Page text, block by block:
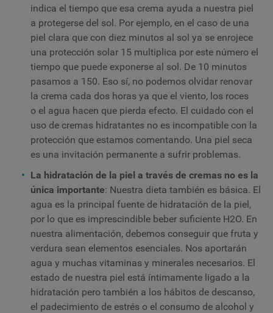
indica el tiempo que esa crema ayuda a nuestra piel
a protegerse del sol. Por ejemplo, en el caso de una
piel clara que con diez minutos al sol ya se enrojece
una protección solar 15 multiplica por este número el
tiempo que puede exponerse al sol. De 10 minutos
pasamos a 150. Eso sí, no podemos olvidar renovar
la crema cada dos horas ya que el viento, los roces
o el agua hacen que pierda efecto. El cuidado con el
uso de cremas hidratantes no es incompatible con la
protección que estamos comentando. Una piel seca
es una invitación permanente a sufrir problemas.
La hidratación de la piel a través de cremas no es la
única importante: Nuestra dieta también es básica. El
agua es la principal fuente de hidratación de la piel,
por lo que es imprescindible beber suficiente H2O. En
nuestra alimentación, debemos conseguir que fruta y
verdura sean elementos esenciales. Nos aportarán
agua y muchas vitaminas y minerales necesarios. El
estado de nuestra piel está íntimamente ligado a la
hidratación pero también a los hábitos de descanso,
el padecimiento de estrés o el consumo de alcohol y